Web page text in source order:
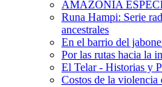
AMAZONÍA
Runa Hampi: Serie
ancestrales
En el barrio del
Por las rutas hacia la
El Telar - Historias y
Costos de la violencia